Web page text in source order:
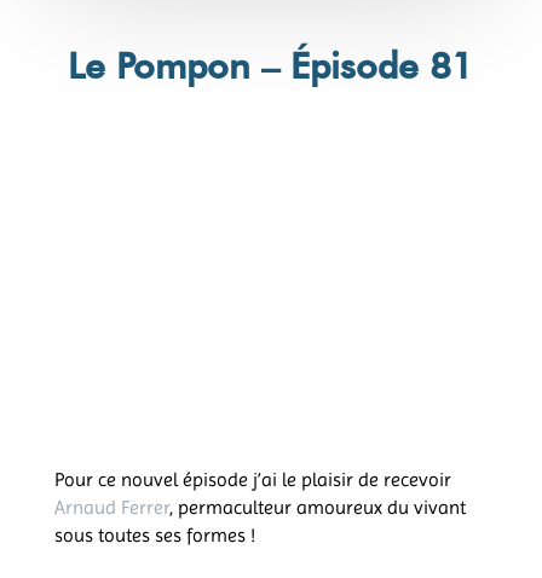
Le Pompon – Épisode 81
Pour ce nouvel épisode j’ai le plaisir de recevoir
Arnaud Ferrer, permaculteur amoureux du vivant
sous toutes ses formes !